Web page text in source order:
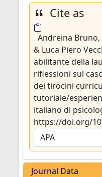
Cite as
Andreina Bruno,
& Luca Piero
abilitante della
riflessioni sul
dei tirocini
tutoriale/
italiano di
https://doi.org/
Journal Data